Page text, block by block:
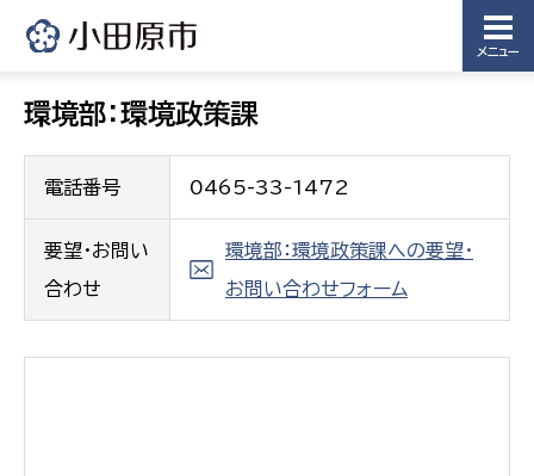
メニュー
環境部：環境政策課
電話番号 0465-33-1472
要望・お問い
合わせ
環境部：環境政策課への要望・
お問い合わせフォーム